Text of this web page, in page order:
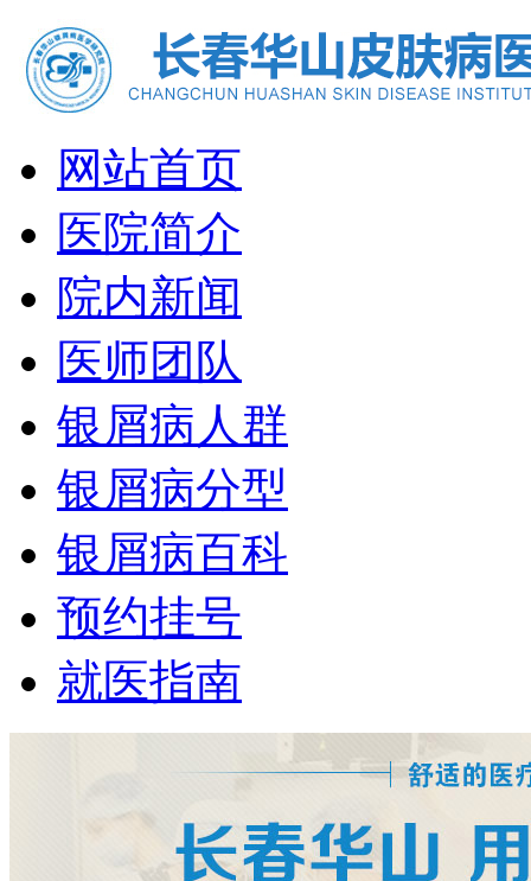
网站首页
医院简介
院内新闻
医师团队
银屑病人群
银屑病分型
银屑病百科
预约挂号
就医指南